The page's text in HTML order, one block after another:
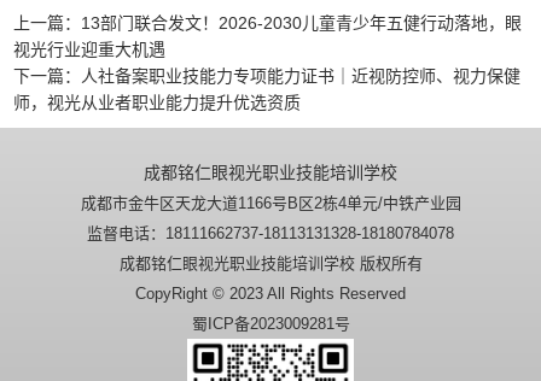
上一篇： 13部门联合发文！2026-2030儿童青少年五健行动落地，眼
视光行业迎重大机遇
下一篇：
人社备案职业技能力专项能力证书｜近视防控师、视力保健
师，视光从业者职业能力提升优选资质
成都铭仁眼视光职业技能培训学校
成都市金牛区天龙大道1166号B区2栋4单元/中铁产业园
监督电话：18111662737-18113131328-18180784078
成都铭仁眼视光职业技能培训学校 版权所有
CopyRight © 2023 All Rights Reserved
蜀ICP备2023009281号